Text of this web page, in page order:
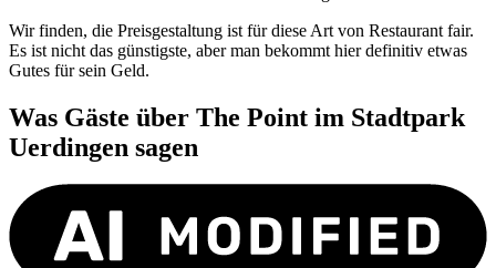
Wir finden, die Preisgestaltung ist für diese Art von Restaurant fair.
Es ist nicht das günstigste, aber man bekommt hier definitiv etwas
Gutes für sein Geld.
Was Gäste über The Point im Stadtpark
Uerdingen sagen